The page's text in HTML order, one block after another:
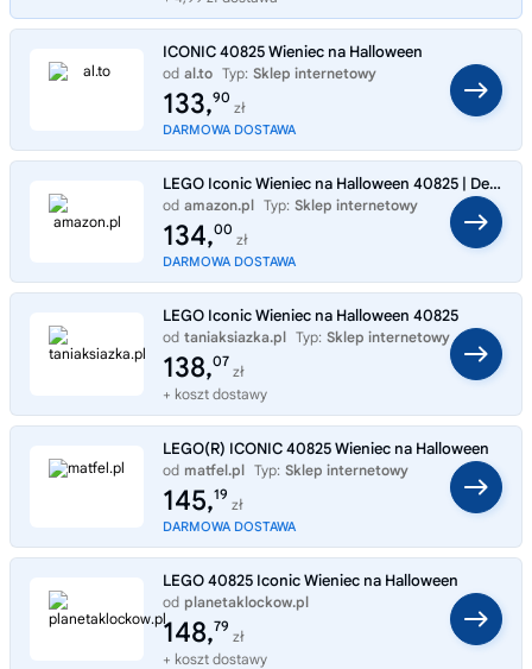
ICONIC 40825 Wieniec na Halloween
od al.to Typ: Sklep internetowy
133,90
zł
DARMOWA DOSTAWA
LEGO Iconic Wieniec na Halloween 40825 | Dekoracja Halloween na drzwi, kreatywny zestaw dla 12-latki, pomysł na prezent,
od amazon.pl Typ: Sklep internetowy
134,00
zł
DARMOWA DOSTAWA
LEGO Iconic Wieniec na Halloween 40825
od taniaksiazka.pl Typ: Sklep internetowy
138,07
zł
+ koszt dostawy
LEGO(R) ICONIC 40825 Wieniec na Halloween
od matfel.pl Typ: Sklep internetowy
145,19
zł
DARMOWA DOSTAWA
LEGO 40825 Iconic Wieniec na Halloween
od planetaklockow.pl
Typ: Sklep internetowy
148,79
zł
+ koszt dostawy